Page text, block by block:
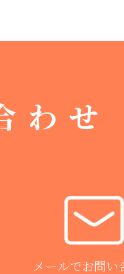
わせ
メールでお問い